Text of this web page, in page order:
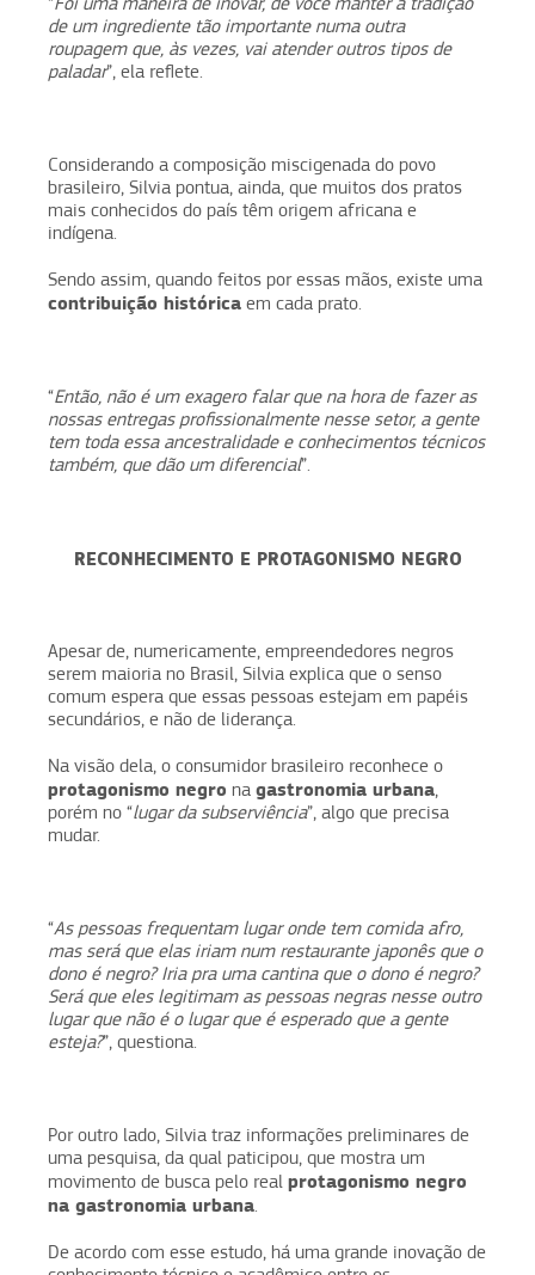
de um ingrediente tão importante numa outra
roupagem que, às vezes, vai atender outros tipos de
paladar”, ela reflete.
Considerando a composição miscigenada do povo
brasileiro, Silvia pontua, ainda, que muitos dos pratos
mais conhecidos do país têm origem africana e
indígena.
Sendo assim, quando feitos por essas mãos, existe uma
contribuição histórica em cada prato.
“Então, não é um exagero falar que na hora de fazer as
nossas entregas profissionalmente nesse setor, a gente
tem toda essa ancestralidade e conhecimentos técnicos
também, que dão um diferencial”.
RECONHECIMENTO E PROTAGONISMO NEGRO
Apesar de, numericamente, empreendedores negros
serem maioria no Brasil, Silvia explica que o senso
comum espera que essas pessoas estejam em papéis
secundários, e não de liderança.
Na visão dela, o consumidor brasileiro reconhece o
protagonismo negro na gastronomia urbana,
porém no “lugar da subserviência”, algo que precisa
mudar.
“As pessoas frequentam lugar onde tem comida afro,
mas será que elas iriam num restaurante japonês que o
dono é negro? Iria pra uma cantina que o dono é negro?
Será que eles legitimam as pessoas negras nesse outro
lugar que não é o lugar que é esperado que a gente
esteja?”, questiona.
Por outro lado, Silvia traz informações preliminares de
uma pesquisa, da qual paticipou, que mostra um
movimento de busca pelo real protagonismo negro
na gastronomia urbana.
De acordo com esse estudo, há uma grande inovação de